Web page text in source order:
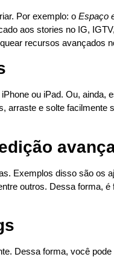
Por exemplo: o Espaço
aos stories no IG,
recursos avançados
ou iPad. Ou, ainda,
arraste e solte facilmente
Exemplos disso são os
outros. Dessa forma,
Dessa forma, você